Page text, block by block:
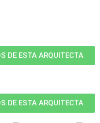
DE ESTA ARQUITECTA
DE ESTA ARQUITECTA